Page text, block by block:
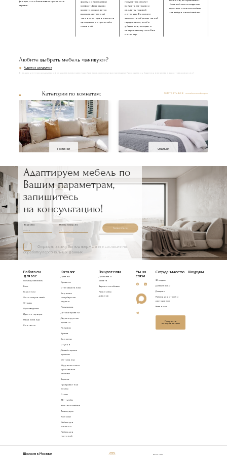
фанеры, что обеспечивает прочность
каркаса.
форму и обеспечивали
комфорт. Далее каркас
кровати оформляется
высококачественной
тканью, которая является
одновременно прочной и
стильной.
покупатель сможет
выбрать материал и
расцветку под свой
интерьер. Вы можете
запросить образцы тканей
перед заказом, чтобы
убедиться, что цвет и
материал впишутся в Ваш
интерьер.
Испания), которые имеют
большой опыт в создании
прочных и износостойких
тканей для мягкой мебели.
Любите выбрать мебель «вживую»?
Адреса шоурумов
В наших уютных шоурумах с большим вниманием подобраны самые популярные модели. Приходите и убедитесь в качестве наших товаров лично!
Категории по комнатам: Смотреть все
Гостиная Спальня
Адаптируем мебель по
Вашим параметрам,
запишитесь
на консультацию!
Ваше имя Номер телефона
Записаться
Отправляя заявку, Вы подтверждаете согласие на
обработку персональных данных
Работаем
для вас
Почему Idealbeds
Блог
Гарантии
Фото покупателей
Отзывы
Производство
Идеи интерьера
Наша команда
Контакты
Каталог
Диваны
Кровати
Стеновые панели
Барные и
полубарные
стулья
Полукресла
Детские кровати
Двухъярусные
кровати
Матрасы
Кресла
Банкетки
Стулья
Дизайнерские
кушетки
Оттоманки
Журнальные и
приставные
столики
Зеркала
Прикроватные
тумбы
Столы
ТВ - тумбы
Уличная мебель
Аксессуары
Консоли
Мебель для
спальни
Мебель для
гостиной
Покупателям
Доставка и
оплата
Варианты обивки
Механизмы
диванов
Мы на
связи
Сотрудничество
3D модели
Дизайнерам
Дилерам
Мебель для отелей и
ресторанов
Вакансии
Получить
консультацию
Шоурумы
Шоурум в Москве